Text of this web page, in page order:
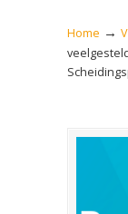
Home →